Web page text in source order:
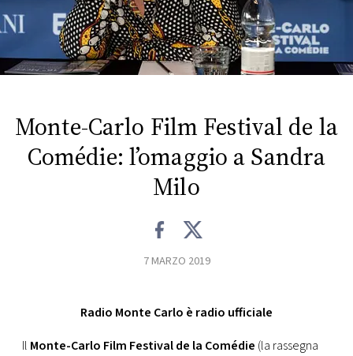
FOTO
CONCORSI
EVENTI
VIDEO
RMC
Monte-Carlo Film Festival de la
Comédie: l’omaggio a Sandra
Milo
7 MARZO 2019
Radio Monte Carlo è radio ufficiale
Il Monte-Carlo Film Festival de la Comédie (la rassegna